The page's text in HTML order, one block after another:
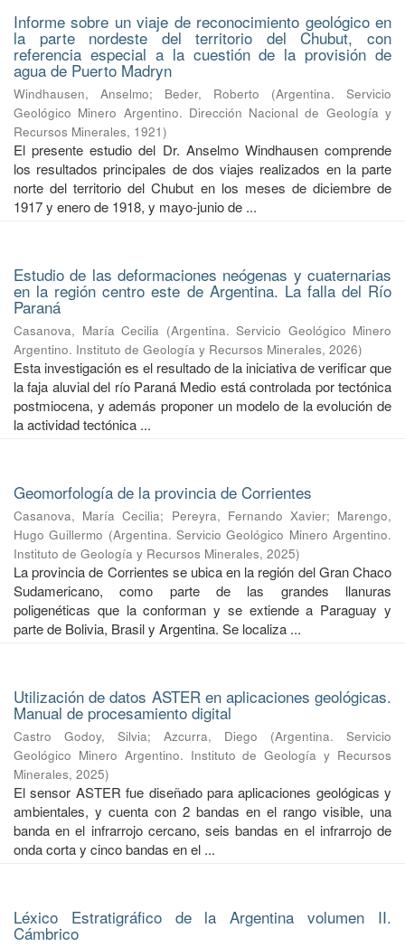
Informe sobre un viaje de reconocimiento geológico en
la parte nordeste del territorio del Chubut, con
referencia especial a la cuestión de la provisión de
agua de Puerto Madryn
Windhausen, Anselmo; Beder, Roberto (Argentina. Servicio
Geológico Minero Argentino. Dirección Nacional de Geología y
Recursos Minerales, 1921)
El presente estudio del Dr. Anselmo Windhausen comprende
los resultados principales de dos viajes realizados en la parte
norte del territorio del Chubut en los meses de diciembre de
1917 y enero de 1918, y mayo-junio de ...
Estudio de las deformaciones neógenas y cuaternarias
en la región centro este de Argentina. La falla del Río
Paraná
Casanova, María Cecilia (Argentina. Servicio Geológico Minero
Argentino. Instituto de Geología y Recursos Minerales, 2026)
Esta investigación es el resultado de la iniciativa de verificar que
la faja aluvial del río Paraná Medio está controlada por tectónica
postmiocena, y además proponer un modelo de la evolución de
la actividad tectónica ...
Geomorfología de la provincia de Corrientes
Casanova, María Cecilia; Pereyra, Fernando Xavier; Marengo,
Hugo Guillermo (Argentina. Servicio Geológico Minero Argentino.
Instituto de Geología y Recursos Minerales, 2025)
La provincia de Corrientes se ubica en la región del Gran Chaco
Sudamericano, como parte de las grandes llanuras
poligenéticas que la conforman y se extiende a Paraguay y
parte de Bolivia, Brasil y Argentina. Se localiza ...
Utilización de datos ASTER en aplicaciones geológicas.
Manual de procesamiento digital
Castro Godoy, Silvia; Azcurra, Diego (Argentina. Servicio
Geológico Minero Argentino. Instituto de Geología y Recursos
Minerales, 2025)
El sensor ASTER fue diseñado para aplicaciones geológicas y
ambientales, y cuenta con 2 bandas en el rango visible, una
banda en el infrarrojo cercano, seis bandas en el infrarrojo de
onda corta y cinco bandas en el ...
Léxico Estratigráfico de la Argentina volumen II.
Cámbrico